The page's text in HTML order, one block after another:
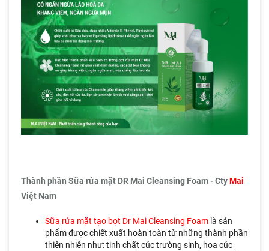
Thành phần Sữa rửa mặt DR Mai Cleansing Foam - CtyMai
Việt Nam
Sữa rửa mặt tạo bọt Dr Mai Cleansing Foam là sản
phẩm được chiết xuất hoàn toàn từ những thành phần
thiên nhiên như: tinh chất cúc trường sinh, hoa cúc